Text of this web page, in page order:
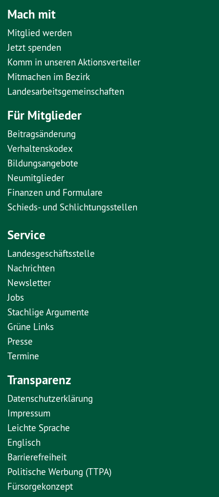
Mach mit
Mitglied werden
Jetzt spenden
Komm in unseren Aktionsverteiler
Mitmachen im Bezirk
Landesarbeitsgemeinschaften
Für Mitglieder
Beitragsänderung
Verhaltenskodex
Bildungsangebote
Neumitglieder
Finanzen und Formulare
Schieds- und Schlichtungsstellen
Service
Landesgeschäftsstelle
Nachrichten
Newsletter
Jobs
Stachlige Argumente
Grüne Links
Presse
Termine
Transparenz
Datenschutzerklärung
Impressum
Leichte Sprache
Englisch
Barrierefreiheit
Politische Werbung (TTPA)
Fürsorgekonzept